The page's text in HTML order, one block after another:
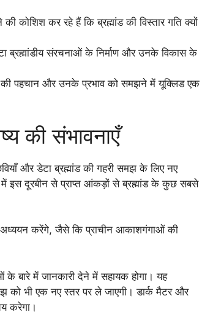
कोशिश कर रहे हैं कि ब्रह्मांड की विस्तार गति क्यों
ब्रह्मांडीय संरचनाओं के निर्माण और उनके विकास के
पहचान और उनके प्रभाव को समझने में यूक्लिड एक
की संभावनाएँ
और डेटा ब्रह्मांड की गहरी समझ के लिए नए
इस दूरबीन से प्राप्त आंकड़ों से ब्रह्मांड के कुछ सबसे
अध्ययन करेंगे, जैसे कि प्राचीन आकाशगंगाओं की
के बारे में जानकारी देने में सहायक होगा। यह
को भी एक नए स्तर पर ले जाएगी। डार्क मैटर और
करेगा।